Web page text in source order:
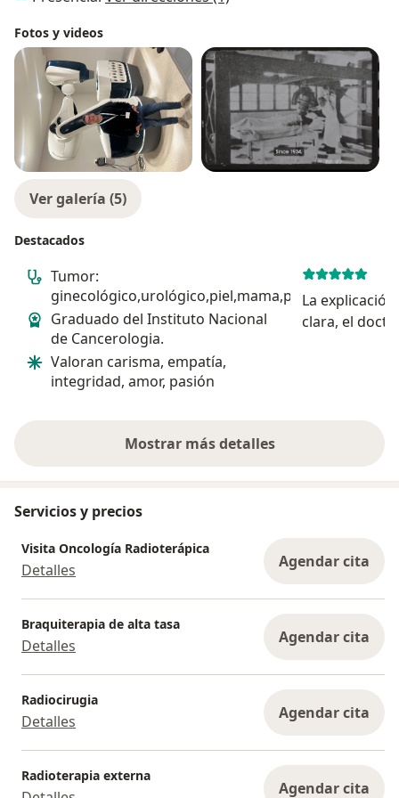
Fotos y videos
Ver galería (5)
Destacados
Tumor:
ginecológico,urológico,piel,mama,pediatría
Graduado del Instituto Nacional
de Cancerologia.
Valoran carisma, empatía,
integridad, amor, pasión
La
clara, el
Mostrar más detalles
sobre la experiencia
Servicios y precios
Visita Oncología Radioterápica
Detalles Agendar cita
Braquiterapia de alta tasa
Detalles Agendar cita
Radiocirugia
Detalles Agendar cita
Radioterapia externa
Agendar cita